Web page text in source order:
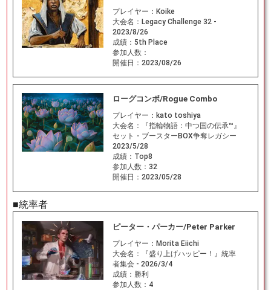
プレイヤー： Koike
大会名： Legacy Challenge 32 -
2023/8/26
成績： 5th Place
参加人数：
開催日： 2023/08/26
ローグコンボ/Rogue Combo
プレイヤー： kato toshiya
大会名：
『指輪物語：中つ国の伝承™』
セット・ブースターBOX争奪レガシー
2023/5/28
成績： Top8
参加人数： 32
開催日： 2023/05/28
■統率者
ピーター・パーカー/Peter Parker
プレイヤー： Morita Eiichi
大会名：
『盛り上げハッピー！』統率
者集会 - 2026/3/4
成績： 勝利
参加人数： 4